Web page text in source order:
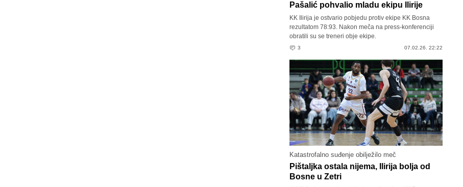
Pašalić pohvalio mladu ekipu Ilirije
KK Ilirija je ostvario pobjedu protiv ekipe KK Bosna
rezultatom 78:93. Nakon meča na press-konferenciji
obratili su se treneri obje ekipe.
3 07.02.26. 22:22
Katastrofalno suđenje obilježilo meč
Pištaljka ostala nijema, Ilirija bolja od
Bosne u Zetri